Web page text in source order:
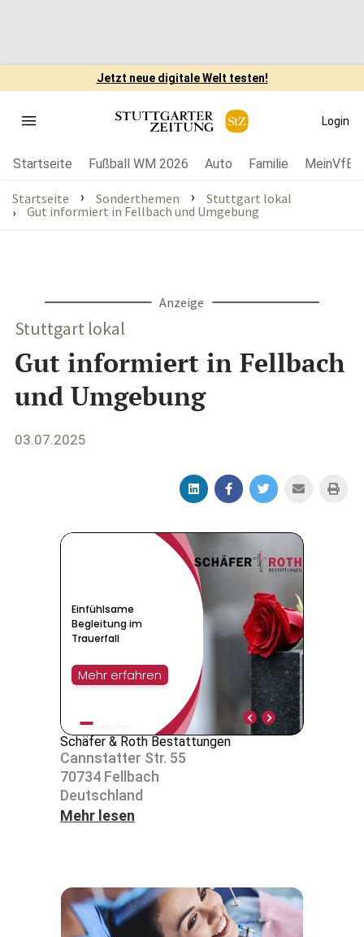
Jetzt neue digitale Welt testen!
Login
Startseite Fußball WM 2026 Auto Familie MeinVfB
Startseite › Sonderthemen ›
Stuttgart lokal
›
Gut informiert in Fellbach und Umgebung
Anzeige
Stuttgart lokal
Gut informiert in Fellbach
und Umgebung
03.07.2025
Schäfer & Roth Bestattungen
Cann­s­tatter Str. 55
70734 Fell­bach
Deutsch­land
Mehr lesen